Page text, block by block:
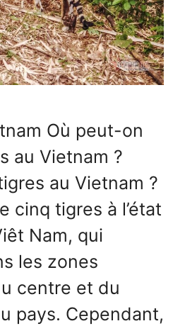
Où peut-on
au Vietnam ?
au Vietnam ?
cinq tigres à l’état
Nam, qui
les zones
centre et du
pays. Cependant,